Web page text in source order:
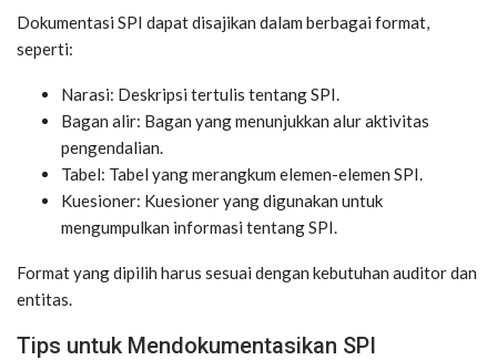
Dokumentasi SPI dapat disajikan dalam berbagai format,
seperti:
Narasi: Deskripsi tertulis tentang SPI.
Bagan alir: Bagan yang menunjukkan alur aktivitas
pengendalian.
Tabel: Tabel yang merangkum elemen-elemen SPI.
Kuesioner: Kuesioner yang digunakan untuk
mengumpulkan informasi tentang SPI.
Format yang dipilih harus sesuai dengan kebutuhan auditor dan
entitas.
Tips untuk Mendokumentasikan SPI